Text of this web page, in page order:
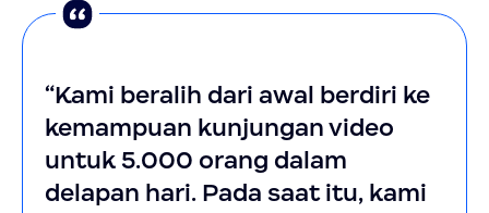
“Kami beralih dari awal berdiri ke
kemampuan kunjungan video
untuk 5.000 orang dalam
delapan hari. Pada saat itu, kami